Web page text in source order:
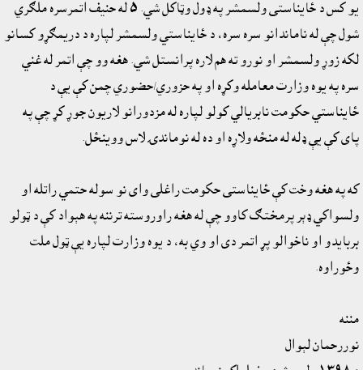
يو کس د ځايناستى ولسمشر په ډول وټاکل شي. ٥ له حنيف اتمرسره ملګري
شول چې له ناماندانو سره سره، د ځايناستي ولسمشر لپاره د دريمګړو کسانو
لکه زوړ ولسمشر او نورو ته هم لاره پرانستل شي. هغه وو چې اتمر له غني
سره په يوه وزارت معامله وکړه او په حزوري/حضوري چمن کې يې د
ځايناستي حکومت نابريالي کولو لپاره له مزدورانو لاريون جوړ کړ چې په
پاى کې يې ډله له منځه ولاړه او ده له نوماندۍ لاس ووينځل.
که په هغه وخت کې ځايناستى حکومت راغلى واى نو سوله حتمي راتله او
ولسواکي ډېر پرمختګ کاوو چې له هغه راوروسته ترننه په هېواد کې د ټولو
بربايدو او ناخوالو پړ اتمر دى او وي به، د يوه وزارت لپاره يې ټول ملت
وځوراوه.
مننه
نوررحمان لېوال